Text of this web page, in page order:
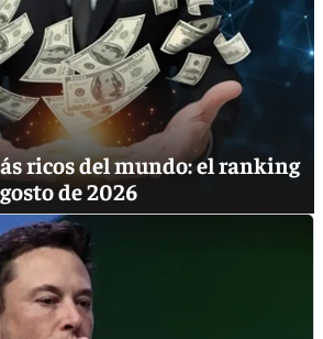
ricos del mundo: el ranking
de 2026